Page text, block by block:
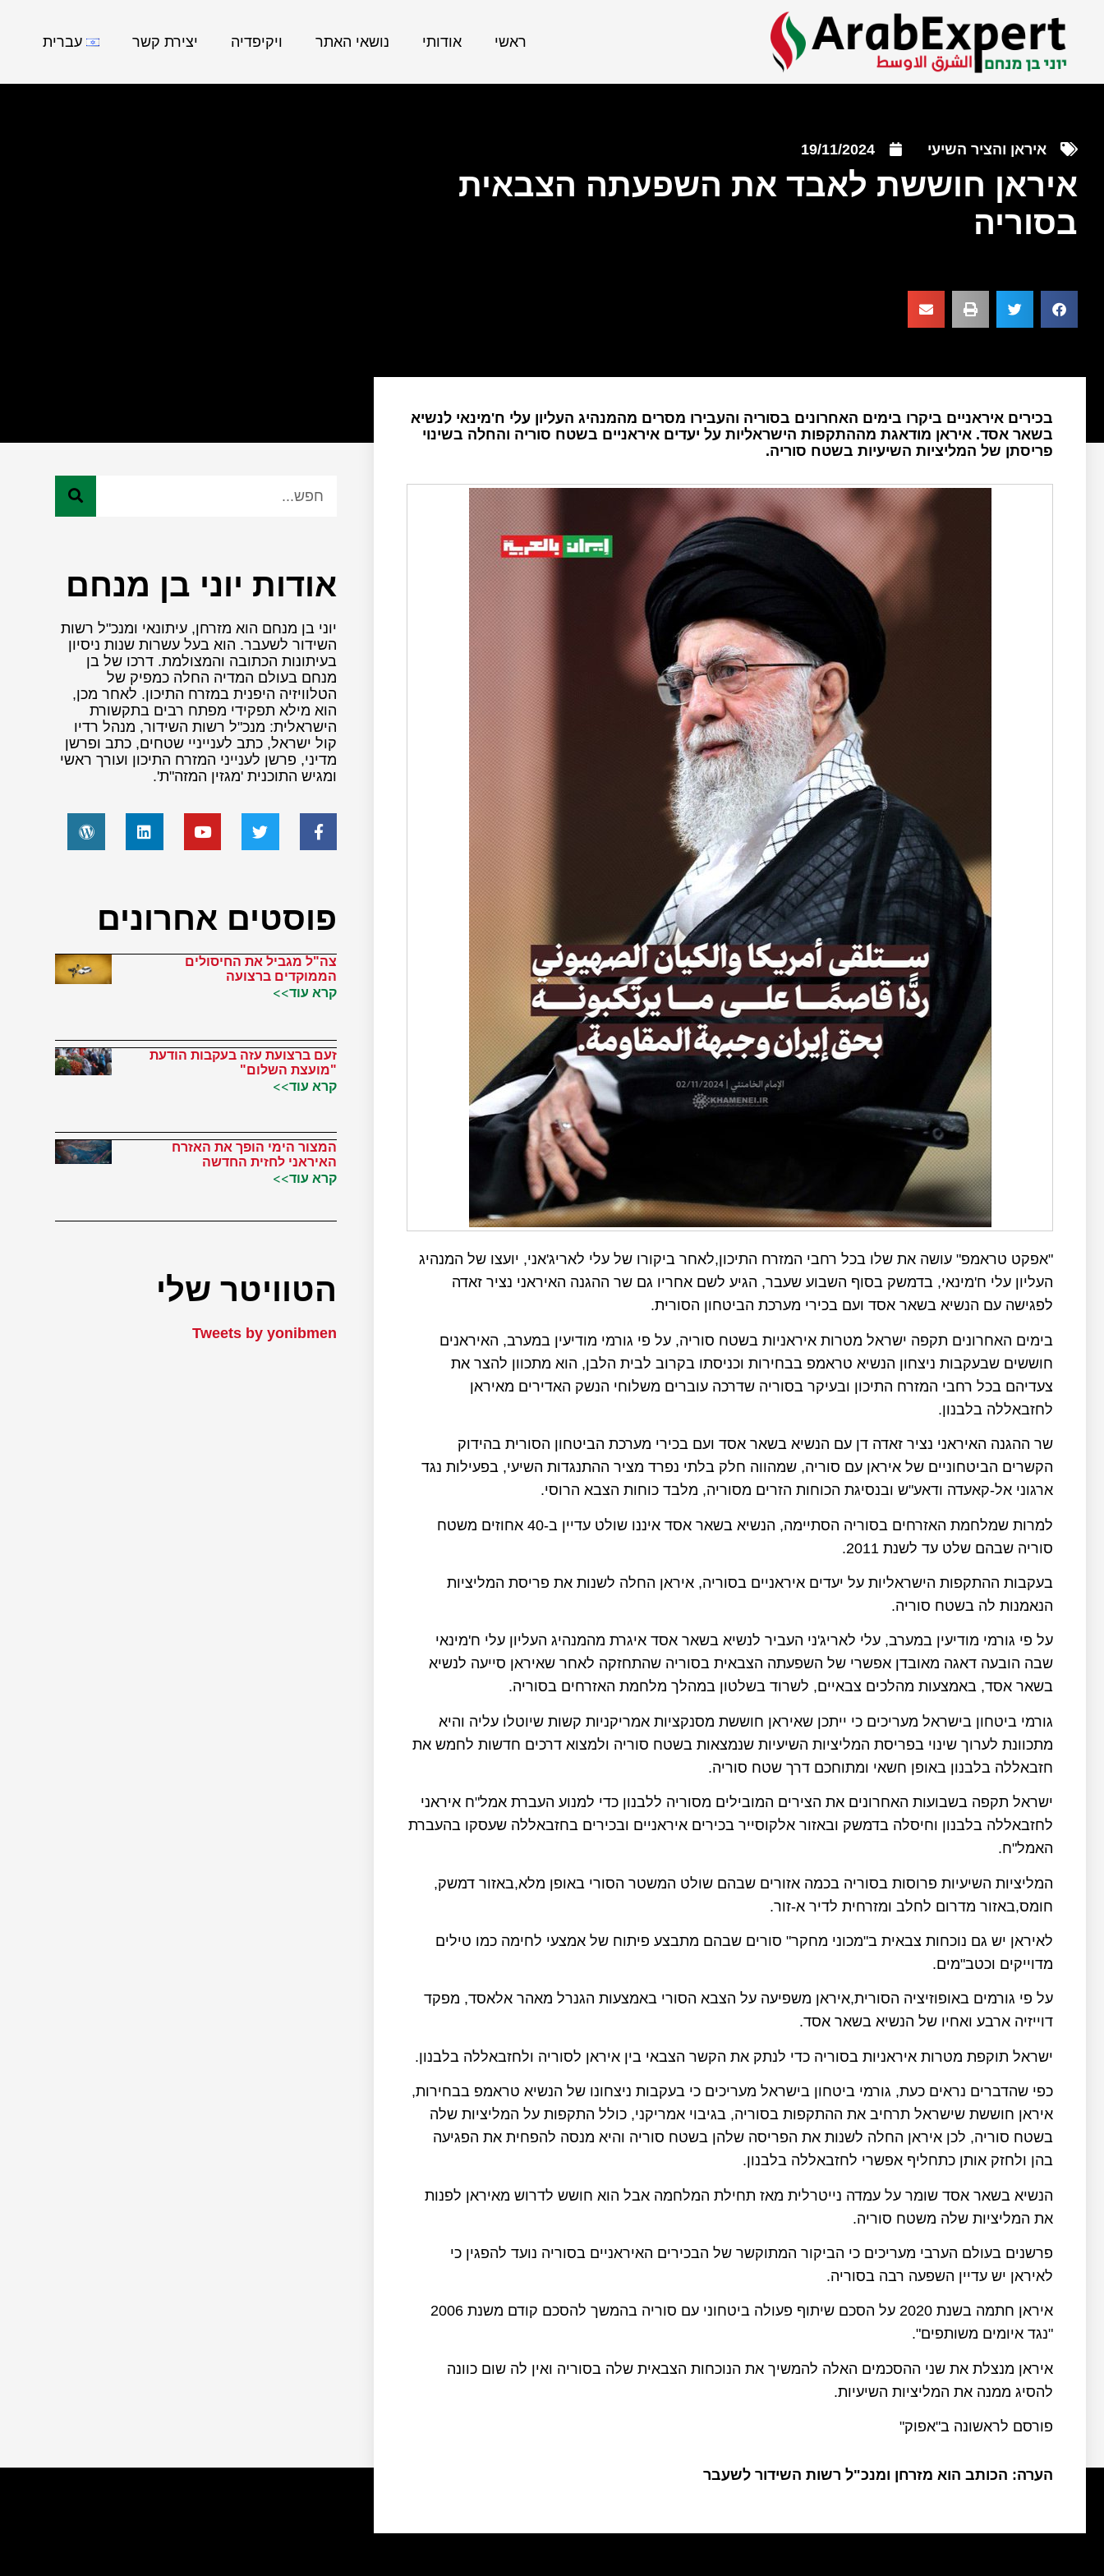
ראשי אודותי נושאי האתר ויקיפדיה יצירת קשר עברית
איראן והציר השיעי 19/11/2024
איראן חוששת לאבד את השפעתה הצבאית
בסוריה
בכירים איראניים ביקרו בימים האחרונים בסוריה והעבירו מסרים מהמנהיג העליון עלי ח'מינאי לנשיא
בשאר אסד. איראן מודאגת מההתקפות הישראליות על יעדים איראניים בשטח סוריה והחלה בשינוי
פריסתן של המליציות השיעיות בשטח סוריה.
"אפקט טראמפ" עושה את שלו בכל רחבי המזרח התיכון,לאחר ביקורו של עלי לאריג'אני, יועצו של המנהיג
העליון עלי ח'מינאי, בדמשק בסוף השבוע שעבר, הגיע לשם אחריו גם שר ההגנה האיראני נציר זאדה
לפגישה עם הנשיא בשאר אסד ועם בכירי מערכת הביטחון הסורית.
בימים האחרונים תקפה ישראל מטרות איראניות בשטח סוריה, על פי גורמי מודיעין במערב, האיראנים
חוששים שבעקבות ניצחון הנשיא טראמפ בבחירות וכניסתו בקרוב לבית הלבן, הוא מתכוון להצר את
צעדיהם בכל רחבי המזרח התיכון ובעיקר בסוריה שדרכה עוברים משלוחי הנשק האדירים מאיראן
לחזבאללה בלבנון.
שר ההגנה האיראני נציר זאדה דן עם הנשיא בשאר אסד ועם בכירי מערכת הביטחון הסורית בהידוק
הקשרים הביטחוניים של איראן עם סוריה, שמהווה חלק בלתי נפרד מציר ההתנגדות השיעי, בפעילות נגד
ארגוני אל-קאעדה ודאע"ש ובנסיגת הכוחות הזרים מסוריה, מלבד כוחות הצבא הרוסי.
למרות שמלחמת האזרחים בסוריה הסתיימה, הנשיא בשאר אסד איננו שולט עדיין ב-40 אחוזים משטח
סוריה שבהם שלט עד לשנת 2011.
בעקבות ההתקפות הישראליות על יעדים איראניים בסוריה, איראן החלה לשנות את פריסת המליציות
הנאמנות לה בשטח סוריה.
על פי גורמי מודיעין במערב, עלי לאריג'ני העביר לנשיא בשאר אסד איגרת מהמנהיג העליון עלי ח'מינאי
שבה הובעה דאגה מאובדן אפשרי של השפעתה הצבאית בסוריה שהתחזקה לאחר שאיראן סייעה לנשיא
בשאר אסד, באמצעות מהלכים צבאיים, לשרוד בשלטון במהלך מלחמת האזרחים בסוריה.
גורמי ביטחון בישראל מעריכים כי ייתכן שאיראן חוששת מסנקציות אמריקניות קשות שיוטלו עליה והיא
מתכוונת לערוך שינוי בפריסת המליציות השיעיות שנמצאות בשטח סוריה ולמצוא דרכים חדשות לחמש את
חזבאללה בלבנון באופן חשאי ומתוחכם דרך שטח סוריה.
ישראל תקפה בשבועות האחרונים את הצירים המובילים מסוריה ללבנון כדי למנוע העברת אמל"ח איראני
לחזבאללה בלבנון וחיסלה בדמשק ובאזור אלקוסייר בכירים איראניים ובכירים בחזבאללה שעסקו בהעברת
האמל"ח.
המליציות השיעיות פרוסות בסוריה בכמה אזורים שבהם שולט המשטר הסורי באופן מלא,באזור דמשק,
חומס,באזור מדרום לחלב ומזרחית לדיר א-זור.
לאיראן יש גם נוכחות צבאית ב"מכוני מחקר" סורים שבהם מתבצע פיתוח של אמצעי לחימה כמו טילים
מדוייקים וכטב"מים.
על פי גורמים באופוזיציה הסורית,איראן משפיעה על הצבא הסורי באמצעות הגנרל מאהר אלאסד, מפקד
דוייזיה ארבע ואחיו של הנשיא בשאר אסד.
ישראל תוקפת מטרות איראניות בסוריה כדי לנתק את הקשר הצבאי בין איראן לסוריה ולחזבאללה בלבנון.
כפי שהדברים נראים כעת, גורמי ביטחון בישראל מעריכים כי בעקבות ניצחונו של הנשיא טראמפ בבחירות,
איראן חוששת שישראל תרחיב את ההתקפות בסוריה, בגיבוי אמריקני, כולל התקפות על המליציות שלה
בשטח סוריה, לכן איראן החלה לשנות את הפריסה שלהן בשטח סוריה והיא מנסה להפחית את הפגיעה
בהן ולחזק אותן כתחליף אפשרי לחזבאללה בלבנון.
הנשיא בשאר אסד שומר על עמדה נייטרלית מאז תחילת המלחמה אבל הוא חושש לדרוש מאיראן לפנות
את המליציות שלה משטח סוריה.
פרשנים בעולם הערבי מעריכים כי הביקור המתוקשר של הבכירים האיראניים בסוריה נועד להפגין כי
לאיראן יש עדיין השפעה רבה בסוריה.
איראן חתמה בשנת 2020 על הסכם שיתוף פעולה ביטחוני עם סוריה בהמשך להסכם קודם משנת 2006
"נגד איומים משותפים".
איראן מנצלת את שני ההסכמים האלה להמשיך את הנוכחות הצבאית שלה בסוריה ואין לה שום כוונה
להסיג ממנה את המליציות השיעיות.
פורסם לראשונה ב"אפוק"
הערה: הכותב הוא מזרחן ומנכ"ל רשות השידור לשעבר
אודות יוני בן מנחם
יוני בן מנחם הוא מזרחן, עיתונאי ומנכ"ל רשות
השידור לשעבר. הוא בעל עשרות שנות ניסיון
בעיתונות הכתובה והמצולמת. דרכו של בן
מנחם בעולם המדיה החלה כמפיק של
הטלוויזיה היפנית במזרח התיכון. לאחר מכן,
הוא מילא תפקידי מפתח רבים בתקשורת
הישראלית: מנכ"ל רשות השידור, מנהל רדיו
קול ישראל, כתב לענייניי שטחים, כתב ופרשן
מדיני, פרשן לענייני המזרח התיכון ועורך ראשי
ומגיש התוכנית 'מגזין המזה"ת'.
פוסטים אחרונים
צה"ל מגביל את החיסולים
הממוקדים ברצועה
קרא עוד>>
זעם ברצועת עזה בעקבות הודעת
"מועצת השלום"
קרא עוד>>
המצור הימי הופך את האזרח
האיראני לחזית החדשה
קרא עוד>>
הטוויטר שלי
Tweets by yonibmen